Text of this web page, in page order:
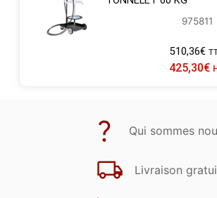
975811
510,36€
425,30€
Qui sommes
Livraison